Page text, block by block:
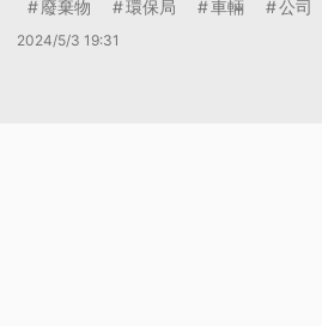
廢棄物 環保局 車輛 公司
2024/5/3 19:31